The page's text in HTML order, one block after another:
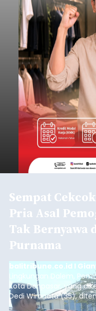
Sempat
Pria Asal
Tak Bernyawa
Purnama
balitribune.co.id I
Lingkungan Dalem,
Kota Denpasar, yang
Dedi Wiranata (35),
pesisir Pantai Purnama,